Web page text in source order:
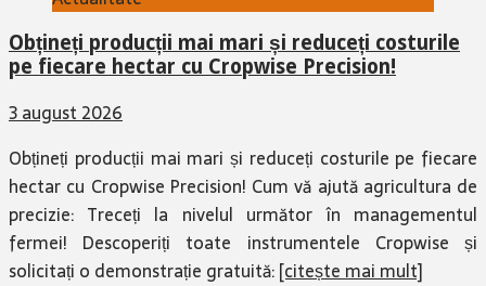
Obțineți producții mai mari și reduceți costurile
pe fiecare hectar cu Cropwise Precision!
3 august 2026
Obțineți producții mai mari și reduceți costurile pe fiecare
hectar cu Cropwise Precision! Cum vă ajută agricultura de
precizie: Treceți la nivelul următor în managementul
fermei! Descoperiți toate instrumentele Cropwise și
solicitați o demonstrație gratuită:[citește mai mult]